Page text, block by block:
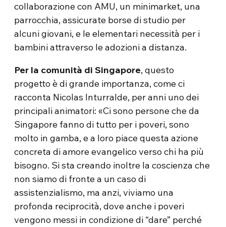
collaborazione con AMU, un minimarket, una
parrocchia, assicurate borse di studio per
alcuni giovani, e le elementari necessità per i
bambini attraverso le adozioni a distanza.
Per la comunità di Singapore, questo
progetto è di grande importanza, come ci
racconta Nicolas Inturralde, per anni uno dei
principali animatori: «Ci sono persone che da
Singapore fanno di tutto per i poveri, sono
molto in gamba, e a loro piace questa azione
concreta di amore evangelico verso chi ha più
bisogno. Si sta creando inoltre la coscienza che
non siamo di fronte a un caso di
assistenzialismo, ma anzi, viviamo una
profonda reciprocità, dove anche i poveri
vengono messi in condizione di “dare” perché